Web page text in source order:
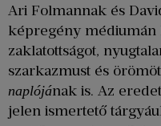
Ari Folmannak és
képregény
zaklatottságot,
szarkazmust és
naplójának is. Az
jelen ismertető